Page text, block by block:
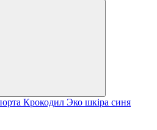
Крокодил Эко шкіра синя